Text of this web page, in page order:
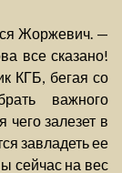
Жоржевич. —
все сказано!
КГБ, бегая со
важного
чего залезет в
завладеть ее
сейчас на вес